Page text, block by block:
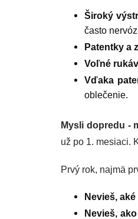
Široký
často
Patentky a
Voľné
Vďaka
oblečenie.
Mysli dopredu -
už po 1. mesiaci.
Prvý rok, najmä
Nevieš,
Nevieš,